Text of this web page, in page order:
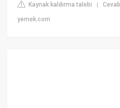
Kaynak kaldırma talebi |
yemek.com